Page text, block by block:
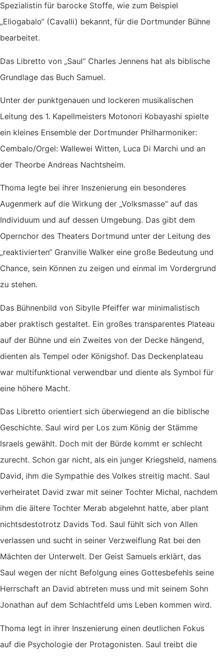
Spezialistin für barocke Stoffe, wie zum Beispiel
„Eliogabalo“ (Cavalli) bekannt, für die Dortmunder Bühne
bearbeitet.
Das Libretto von „Saul“ Charles Jennens hat als biblische
Grundlage das Buch Samuel.
Unter der punktgenauen und lockeren musikalischen
Leitung des 1. Kapellmeisters Motonori Kobayashi spielte
ein kleines Ensemble der Dortmunder Philharmoniker:
Cembalo/Orgel: Wallewei Witten, Luca Di Marchi und an
der Theorbe Andreas Nachtsheim.
Thoma legte bei ihrer Inszenierung ein besonderes
Augenmerk auf die Wirkung der „Volksmasse“ auf das
Individuum und auf dessen Umgebung. Das gibt dem
Opernchor des Theaters Dortmund unter der Leitung des
„reaktivierten“ Granville Walker eine große Bedeutung und
Chance, sein Können zu zeigen und einmal im Vordergrund
zu stehen.
Das Bühnenbild von Sibylle Pfeiffer war minimalistisch
aber praktisch gestaltet. Ein großes transparentes Plateau
auf der Bühne und ein Zweites von der Decke hängend,
dienten als Tempel oder Königshof. Das Deckenplateau
war multifunktional verwendbar und diente als Symbol für
eine höhere Macht.
Das Libretto orientiert sich überwiegend an die biblische
Geschichte. Saul wird per Los zum König der Stämme
Israels gewählt. Doch mit der Bürde kommt er schlecht
zurecht. Schon gar nicht, als ein junger Kriegsheld, namens
David, ihm die Sympathie des Volkes streitig macht. Saul
verheiratet David zwar mit seiner Tochter Michal, nachdem
ihm die ältere Tochter Merab abgelehnt hatte, aber plant
nichtsdestotrotz Davids Tod. Saul fühlt sich von Allen
verlassen und sucht in seiner Verzweiflung Rat bei den
Mächten der Unterwelt. Der Geist Samuels erklärt, das
Saul wegen der nicht Befolgung eines Gottesbefehls seine
Herrschaft an David abtreten muss und mit seinem Sohn
Jonathan auf dem Schlachtfeld ums Leben kommen wird.
Thoma legt in ihrer Inszenierung einen deutlichen Fokus
auf die Psychologie der Protagonisten. Saul treibt die